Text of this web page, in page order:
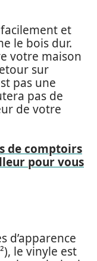
facilement et
le bois dur.
votre maison
sur
pas une
pas de
de votre
de comptoirs
pour vous
d’apparence
le vinyle est